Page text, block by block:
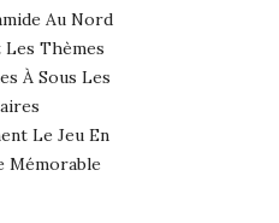
Au Nord
Les Thèmes
À Sous Les
Le Jeu En
Mémorable